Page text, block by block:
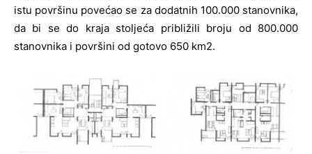
istu površinu povećao se za dodatnih 100.000 stanovnika,
da bi se do kraja stoljeća približili broju od 800.000
stanovnika i površini od gotovo 650 km2.